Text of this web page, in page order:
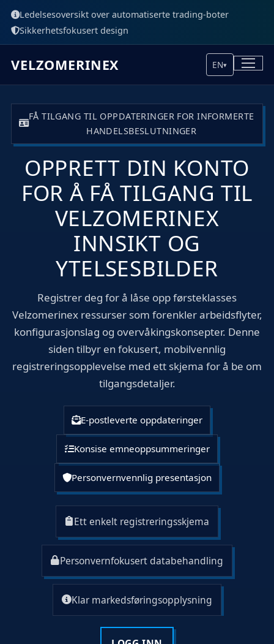
Ledelsesoversikt over automatiserte trading-boter
Sikkerhetsfokusert design
VELZOMERINEX EN▾
FÅ TILGANG TIL OPPDATERINGER FOR INFORMERTE
HANDELSBESLUTNINGER
OPPRETT DIN KONTO
FOR Å FÅ TILGANG TIL
VELZOMERINEX
INNSIKT OG
YTELSESBILDER
Registrer deg for å låse opp førsteklasses
Velzomerinex ressurser som forenkler arbeidsflyter,
konfigurasjonslag og overvåkingskonsepter. Denne
siden tilbyr en fokusert, mobilvennlig
registreringsopplevelse med ett skjema for å be om
tilgangsdetaljer.
E-postleverte oppdateringer
Konsise emneoppsummeringer
Personvernvennlig presentasjon
Ett enkelt registreringsskjema
Personvernfokusert databehandling
Klar markedsføringsopplysning